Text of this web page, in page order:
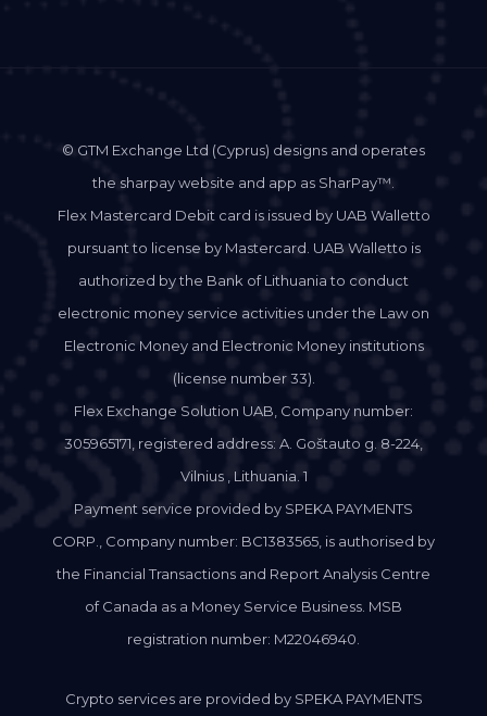
© GTM Exchange Ltd (Cyprus) designs and operates
the sharpay website and app as SharPay™.
Flex Mastercard Debit card is issued by UAB Walletto
pursuant to license by Mastercard. UAB Walletto is
authorized by the Bank of Lithuania to conduct
electronic money service activities under the Law on
Electronic Money and Electronic Money institutions
(license number 33).
Flex Exchange Solution UAB, Company number:
305965171, registered address: A. Goštauto g. 8-224,
Vilnius , Lithuania. 1
Payment service provided by SPEKA PAYMENTS
CORP., Company number: BC1383565, is authorised by
the Financial Transactions and Report Analysis Centre
of Canada as a Money Service Business. MSB
registration number: M22046940.
Crypto services are provided by SPEKA PAYMENTS